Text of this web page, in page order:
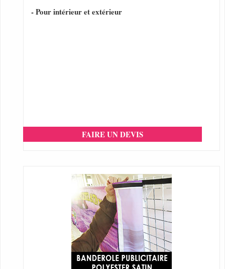
- Pour intérieur et extérieur
FAIRE UN DEVIS